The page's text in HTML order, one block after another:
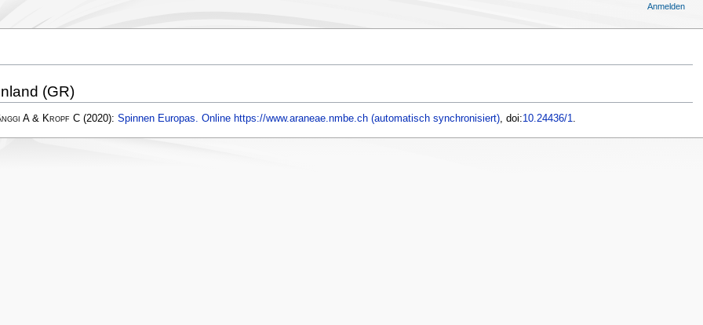
(GR)
A & Kropf C(2020): Spinnen Europas. Online https://www.araneae.nmbe.ch (automatisch synchronisiert), doi:10.24436/1.
Anmelden